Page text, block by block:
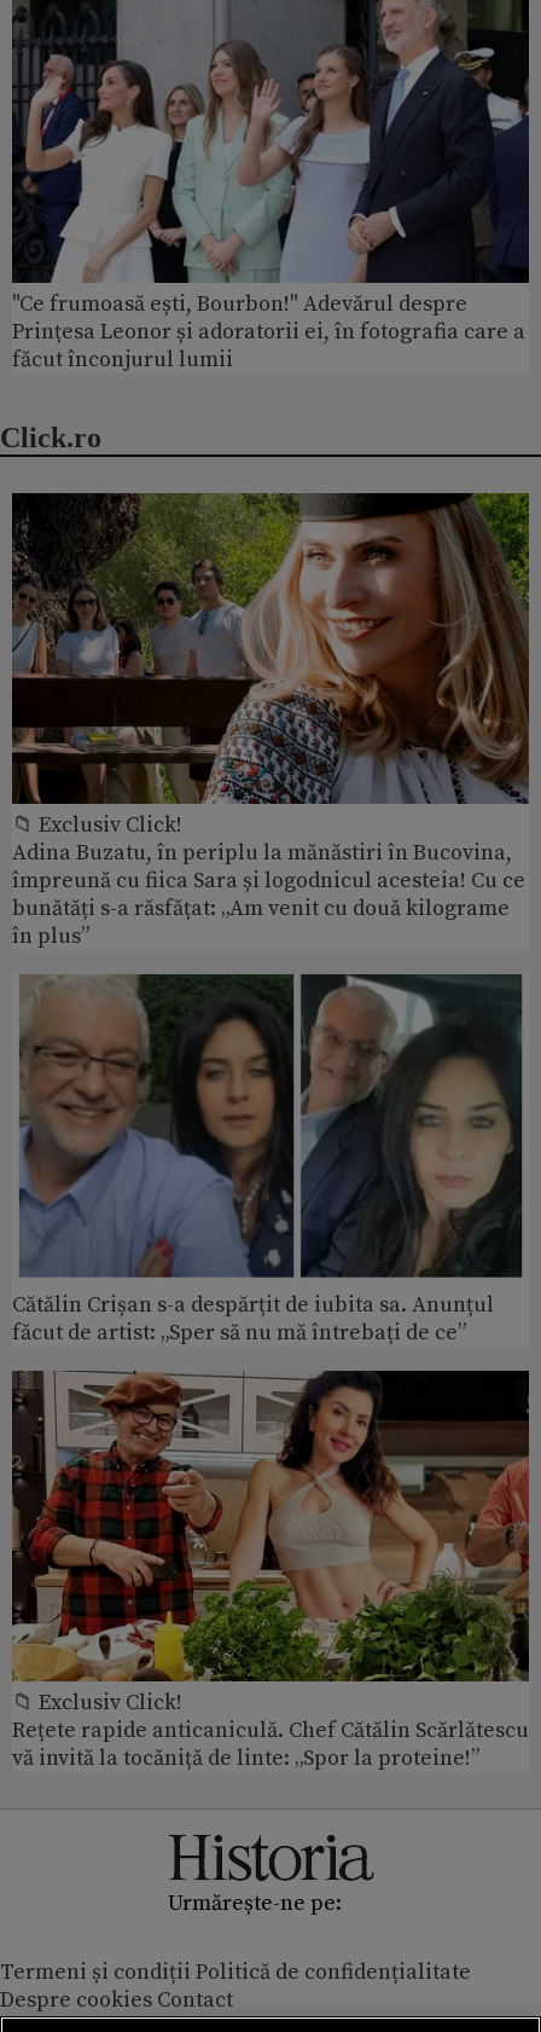
"Ce frumoasă ești, Bourbon!" Adevărul despre
Prințesa Leonor și adoratorii ei, în fotografia care a
făcut înconjurul lumii
Click.ro
📁 Exclusiv Click!
Adina Buzatu, în periplu la mănăstiri în Bucovina,
împreună cu fiica Sara și logodnicul acesteia! Cu ce
bunătăți s-a răsfățat: „Am venit cu două kilograme
în plus”
Cătălin Crișan s-a despărțit de iubita sa. Anunțul
făcut de artist: „Sper să nu mă întrebați de ce”
📁 Exclusiv Click!
Rețete rapide anticaniculă. Chef Cătălin Scărlătescu
vă invită la tocăniță de linte: „Spor la proteine!”
Urmărește-ne pe:
Termeni și condiții Politică de confidențialitate
Despre cookies Contact